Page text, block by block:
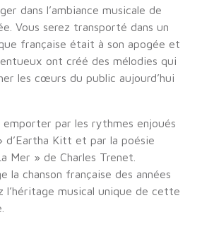
dans l’ambiance musicale de
Vous serez transporté dans un
française était à son apogée et
ont créé des mélodies qui
les cœurs du public aujourd’hui
emporter par les rythmes enjoués
d’Eartha Kitt et par la poésie
Mer » de Charles Trenet.
la chanson française des années
l’héritage musical unique de cette